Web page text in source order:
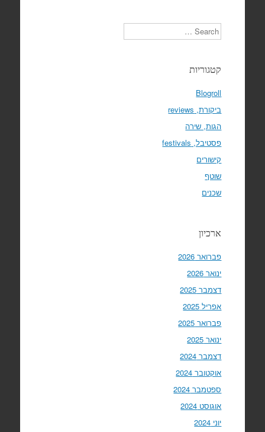
Search
קטגוריות
Blogroll
ביקורת, reviews
הגות, שירה
פסטיבל, festivals
קישורים
שוטף
שכנים
ארכיון
פברואר 2026
ינואר 2026
דצמבר 2025
אפריל 2025
פברואר 2025
ינואר 2025
דצמבר 2024
אוקטובר 2024
ספטמבר 2024
אוגוסט 2024
יוני 2024